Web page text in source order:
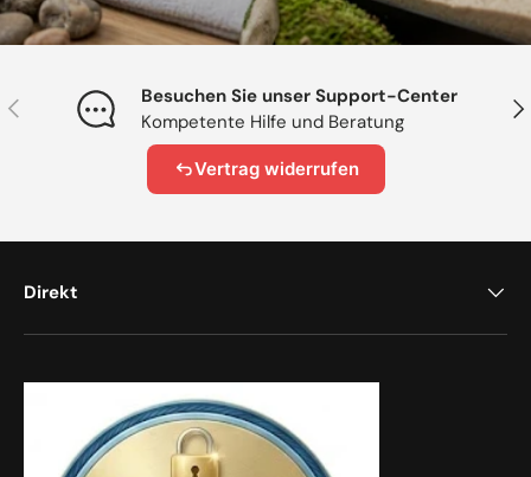
Vorherige
Besuchen Sie unser Support-Center
Kompetente Hilfe und Beratung
Vertrag widerrufen
Direkt